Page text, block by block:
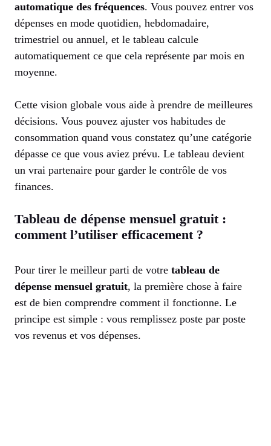
automatique des fréquences. Vous pouvez entrer vos
dépenses en mode quotidien, hebdomadaire,
trimestriel ou annuel, et le tableau calcule
automatiquement ce que cela représente par mois en
moyenne.
Cette vision globale vous aide à prendre de meilleures
décisions. Vous pouvez ajuster vos habitudes de
consommation quand vous constatez qu’une catégorie
dépasse ce que vous aviez prévu. Le tableau devient
un vrai partenaire pour garder le contrôle de vos
finances.
Tableau de dépense mensuel gratuit :
comment l’utiliser efficacement ?
Pour tirer le meilleur parti de votre tableau de
dépense mensuel gratuit, la première chose à faire
est de bien comprendre comment il fonctionne. Le
principe est simple : vous remplissez poste par poste
vos revenus et vos dépenses.